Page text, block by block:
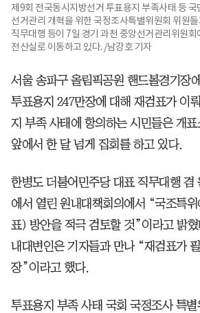
제9회 전국동시지방선거 투표용지 부족사태 등
선거관리 개혁을 위한 국정조사특별위원회 위원
직무대행 등이 7일 경기 과천 중앙선거관리위원
전산실로 이동하고 있다. /남강호 기자
서울 송파구 올림픽공원 핸드볼경기장
투표용지 247만장에 대해 재검표가 이
지 부족 사태에 항의하는 시민들은 개
앞에서 한 달 넘게 집회를 하고 있다.
한병도 더불어민주당 대표 직무대행 겸
에서 열린 원내대책회의에서 “국조특
표) 방안을 적극 검토할 것”이라고 밝
내대변인은 기자들과 만나 “재검표가
장”이라고 했다.
투표용지 부족 사태 국회 국정조사 특